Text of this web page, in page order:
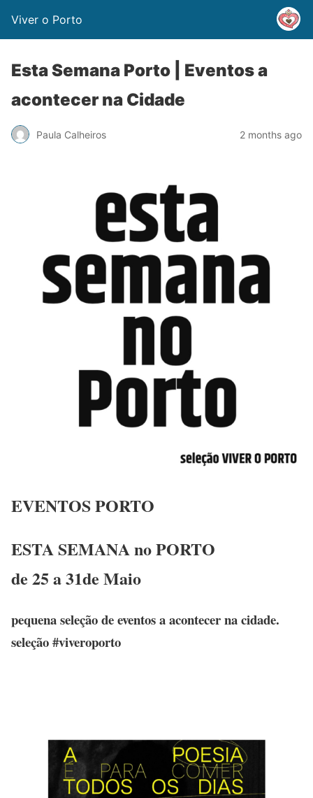
Viver o Porto
Esta Semana Porto | Eventos a
acontecer na Cidade
Paula Calheiros 2 months ago
EVENTOS PORTO
ESTA SEMANA no PORTO
de 25 a 31de Maio
pequena seleção de eventos a acontecer na cidade.
seleção #viveroporto